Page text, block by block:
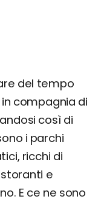
del tempo
compagnia di
così di
i parchi
ricchi di
e
E ce ne sono